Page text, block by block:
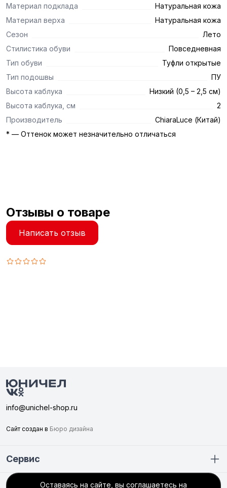
Материал подклада
Натуральная кожа
Материал верха
Натуральная кожа
Сезон
Лето
Стилистика обуви
Повседневная
Тип обуви
Туфли открытые
Тип подошвы
ПУ
Высота каблука
Низкий (0,5 – 2,5 см)
Высота каблука, см
2
Производитель
ChiaraLuce (Китай)
* — Оттенок может незначительно отличаться
Отзывы о товаре
Написать отзыв
info@unichel-shop.ru
Сайт создан в Бюро дизайна
Сервис
ПокупателюОставаясь на сайте, вы соглашаетесь на